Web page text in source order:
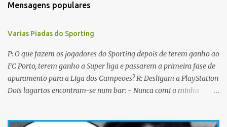
o
Mensagens populares
Varias Piadas do Sporting
P: O que fazem os jogadores do Sporting depois de terem ganho ao
FC Porto, terem ganho a Super liga e passarem a primeira fase de
apuramento para a Liga dos Campeões? R: Desligam a PlayStation
Dois lagartos encontram-se num bar: - Nunca comi a minha